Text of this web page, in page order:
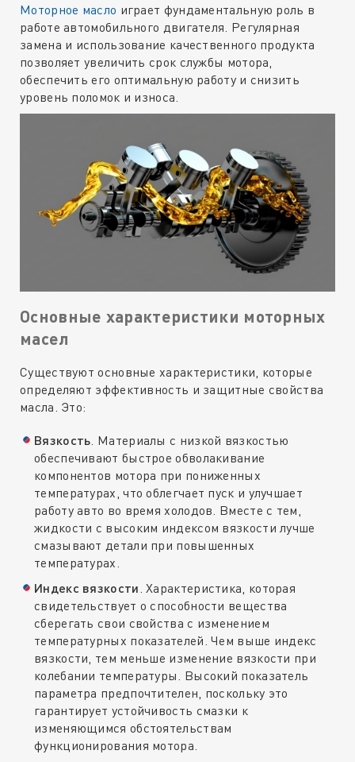
Моторное масло играет фундаментальную роль в
работе автомобильного двигателя. Регулярная
замена и использование качественного продукта
позволяет увеличить срок службы мотора,
обеспечить его оптимальную работу и снизить
уровень поломок и износа.
Основные характеристики моторных
масел
Существуют основные характеристики, которые
определяют эффективность и защитные свойства
масла. Это:
Вязкость. Материалы с низкой вязкостью
обеспечивают быстрое обволакивание
компонентов мотора при пониженных
температурах, что облегчает пуск и улучшает
работу авто во время холодов. Вместе с тем,
жидкости с высоким индексом вязкости лучше
смазывают детали при повышенных
температурах.
Индекс вязкости. Характеристика, которая
свидетельствует о способности вещества
сберегать свои свойства с изменением
температурных показателей. Чем выше индекс
вязкости, тем меньше изменение вязкости при
колебании температуры. Высокий показатель
параметра предпочтителен, поскольку это
гарантирует устойчивость смазки к
изменяющимся обстоятельствам
функционирования мотора.